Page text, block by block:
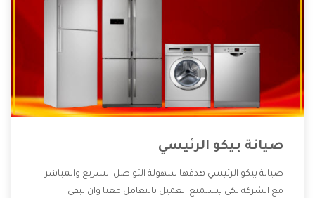
صيانة بيكو الرئيسي
صيانة بيكو الرئيسي هدفها سهولة التواصل السريع والمباشر
مع الشركة لكى يستمتع العميل بالتعامل معنا وان نبقى